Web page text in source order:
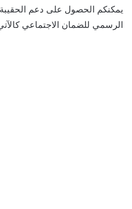
يمكنكم الحصول على دعم
الرسمي للضمان الاجتماعي